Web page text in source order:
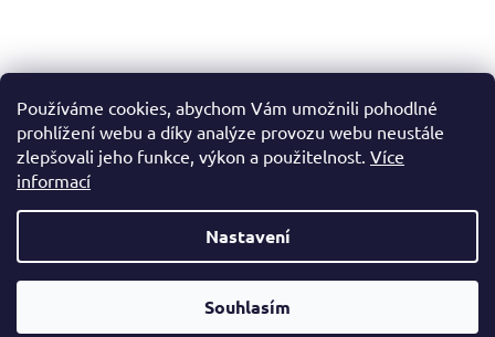
Používáme cookies, abychom Vám umožnili pohodlné
prohlížení webu a díky analýze provozu webu neustále
zlepšovali jeho funkce, výkon a použitelnost. Více
informací
Nastavení
Souhlasím
Vytvořil Shoptet
ČESKÝ TONER. Všechna práva vyhrazena.